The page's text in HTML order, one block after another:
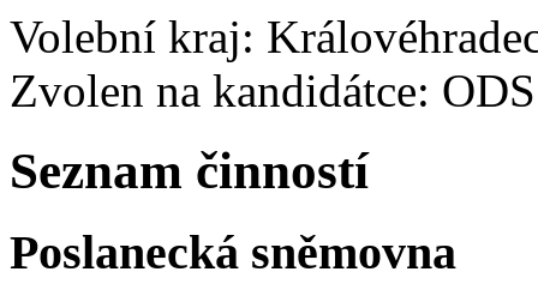
Volební kraj:
Zvolen na kandidátce: ODS
Seznam činností
Poslanecká sněmovna